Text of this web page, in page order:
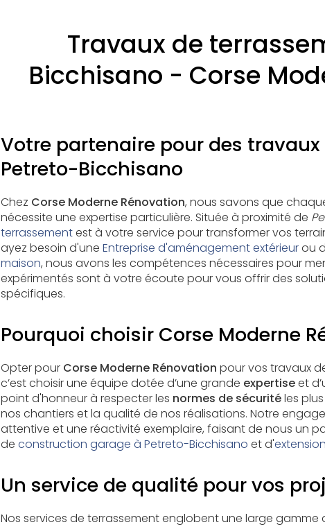
Travaux de
Bicchisano - Corse
Votre partenaire pour des
Petreto-Bicchisano
Chez Corse Moderne Rénovation, nous savons que
nécessite une expertise particulière. Située à proximité de
terrassementest à votre service pour transformer vos
ayez besoin d'une Entreprise d'aménagement extérieurou
maison, nous avons les compétences nécessaires pour
expérimentés sont à votre écoute pour vous offrir des
spécifiques.
Pourquoi choisir Corse Moderne
Opter pour Corse Moderne Rénovation pour vos travaux
c’est choisir une équipe dotée d’une grande expertiseet
point d'honneur à respecter les normes de sécuritéles
nos chantiers et la qualité de nos réalisations. Notre
attentive et une réactivité exemplaire, faisant de nous un
de construction garage à Petreto-Bicchisano et d'
Un service de qualité pour vos
Nos services de terrassement englobent une large